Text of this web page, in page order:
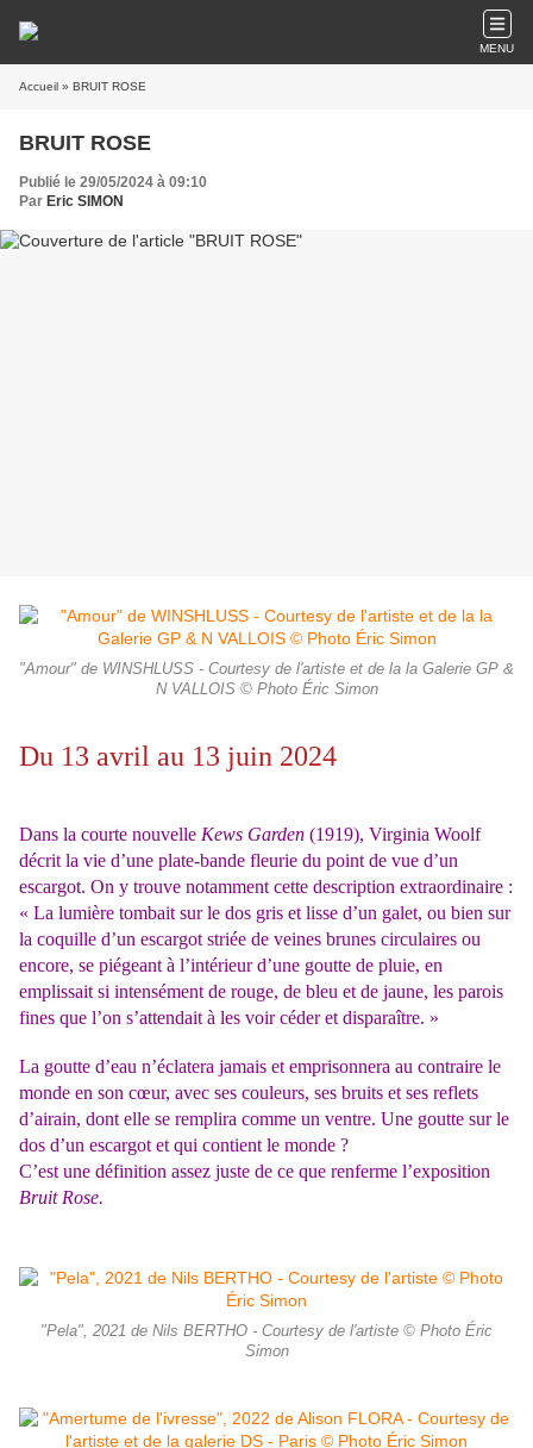
MENU
Accueil » BRUIT ROSE
BRUIT ROSE
Publié le 29/05/2024 à 09:10
Par Eric SIMON
"Amour" de WINSHLUSS - Courtesy de l'artiste et de la la Galerie GP &
N VALLOIS © Photo Éric Simon
Du 13 avril au 13 juin 2024
Dans la courte nouvelle Kews Garden (1919), Virginia Woolf
décrit la vie d’une plate-bande fleurie du point de vue d’un
escargot. On y trouve notamment cette description extraordinaire :
« La lumière tombait sur le dos gris et lisse d’un galet, ou bien sur
la coquille d’un escargot striée de veines brunes circulaires ou
encore, se piégeant à l’intérieur d’une goutte de pluie, en
emplissait si intensément de rouge, de bleu et de jaune, les parois
fines que l’on s’attendait à les voir céder et disparaître. »
La goutte d’eau n’éclatera jamais et emprisonnera au contraire le
monde en son cœur, avec ses couleurs, ses bruits et ses reflets
d’airain, dont elle se remplira comme un ventre. Une goutte sur le
dos d’un escargot et qui contient le monde ?
C’est une définition assez juste de ce que renferme l’exposition
Bruit Rose.
"Pela", 2021 de Nils BERTHO - Courtesy de l'artiste © Photo Éric
Simon